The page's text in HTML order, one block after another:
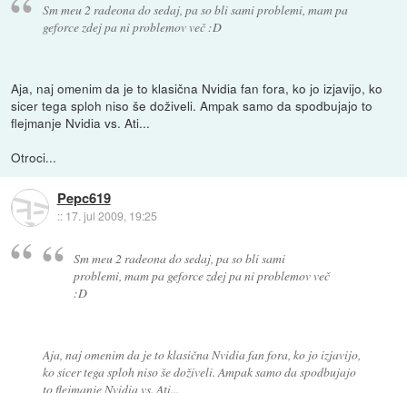
Sm meu 2 radeona do sedaj, pa so bli sami problemi, mam pa
geforce zdej pa ni problemov več :D
Aja, naj omenim da je to klasična Nvidia fan fora, ko jo izjavijo, ko
sicer tega sploh niso še doživeli. Ampak samo da spodbujajo to
flejmanje Nvidia vs. Ati...
Otroci...
Pepc619
:: 17. jul 2009, 19:25
Sm meu 2 radeona do sedaj, pa so bli sami
problemi, mam pa geforce zdej pa ni problemov več
:D
Aja, naj omenim da je to klasična Nvidia fan fora, ko jo izjavijo,
ko sicer tega sploh niso še doživeli. Ampak samo da spodbujajo
to flejmanje Nvidia vs. Ati...